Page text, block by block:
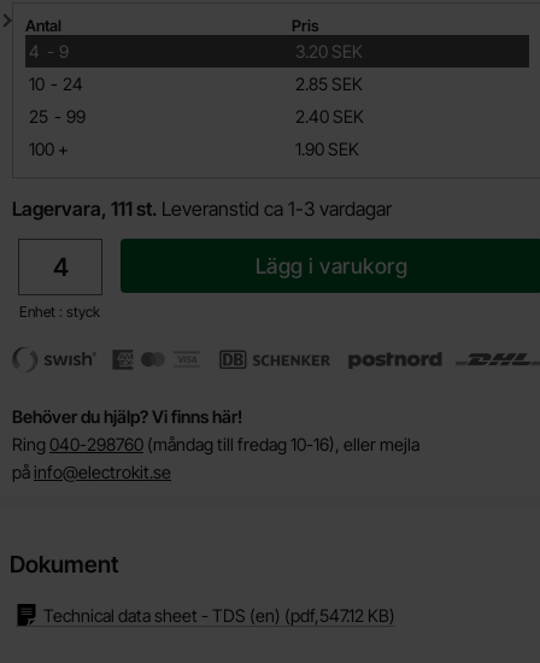
Mängdrabatt
Antal Pris
4 -
till 9
3.20 SEK
10 -
till 24
2.85 SEK
25 -
till 99
2.40 SEK
100 +
till 1.90 SEK
Lagervara, 111 st. Leveranstid ca 1-3 vardagar
Enhet : styck
Lägg i varukorg
Behöver du hjälp? Vi finns här!
Ring 040-298760 (måndag till fredag 10-16), eller mejla
på info@electrokit.se
Dokument
Technical data sheet - TDS (en) (pdf, 547.12 KB)